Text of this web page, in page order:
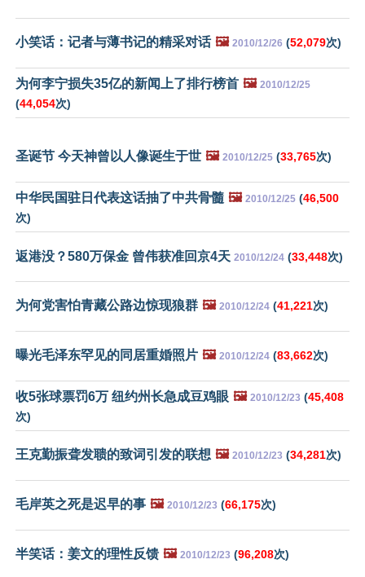
小笑话：记者与薄书记的精采对话 🖼️ 2010/12/26 (52,079次)
为何李宁损失35亿的新闻上了排行榜首 🖼️ 2010/12/25
(44,054次)
圣诞节 今天神曾以人像诞生于世 🖼️ 2010/12/25 (33,765次)
中华民国驻日代表这话抽了中共骨髓 🖼️ 2010/12/25 (46,500
次)
返港没？580万保金 曾伟获准回京4天 2010/12/24 (33,448次)
为何党害怕青藏公路边惊现狼群 🖼️ 2010/12/24 (41,221次)
曝光毛泽东罕见的同居重婚照片 🖼️ 2010/12/24 (83,662次)
收5张球票罚6万 纽约州长急成豆鸡眼 🖼️ 2010/12/23 (45,408
次)
王克勤振聋发聩的致词引发的联想 🖼️ 2010/12/23 (34,281次)
毛岸英之死是迟早的事 🖼️ 2010/12/23 (66,175次)
半笑话：姜文的理性反馈 🖼️ 2010/12/23 (96,208次)